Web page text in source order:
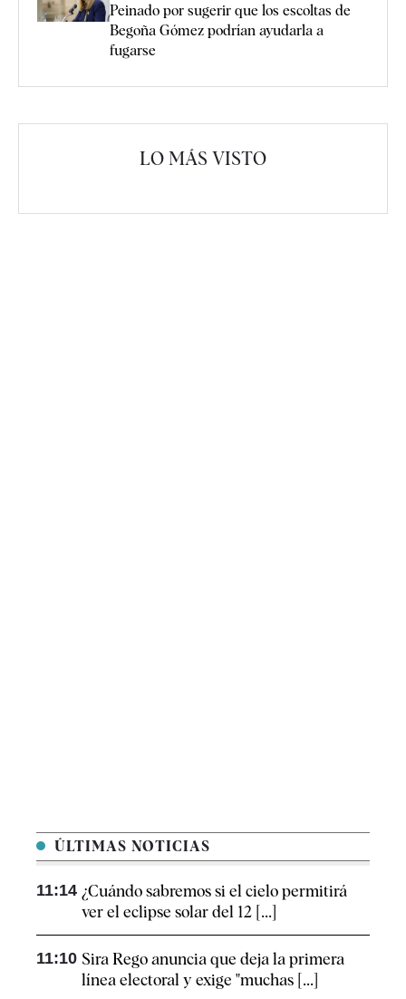
Peinado por sugerir que los escoltas de
Begoña Gómez podrían ayudarla a
fugarse
LO MÁS VISTO
ÚLTIMAS NOTICIAS
11:14 ¿Cuándo sabremos si el cielo permitirá
ver el eclipse solar del 12 [...]
11:10 Sira Rego anuncia que deja la primera
línea electoral y exige "muchas [...]